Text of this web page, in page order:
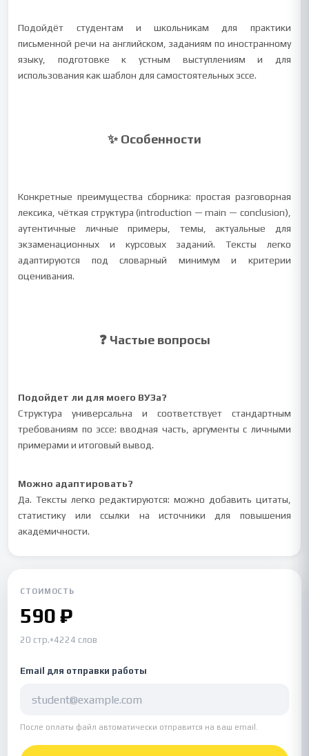
Подойдёт студентам и школьникам для практики
письменной речи на английском, заданиям по иностранному
языку, подготовке к устным выступлениям и для
использования как шаблон для самостоятельных эссе.
✨ Особенности
Конкретные преимущества сборника: простая разговорная
лексика, чёткая структура (introduction — main — conclusion),
аутентичные личные примеры, темы, актуальные для
экзаменационных и курсовых заданий. Тексты легко
адаптируются под словарный минимум и критерии
оценивания.
❓ Частые вопросы
Подойдет ли для моего ВУЗа?
Структура универсальна и соответствует стандартным
требованиям по эссе: вводная часть, аргументы с личными
примерами и итоговый вывод.
Можно адаптировать?
Да. Тексты легко редактируются: можно добавить цитаты,
статистику или ссылки на источники для повышения
академичности.
СТОИМОСТЬ
590 ₽
20 стр.•4224 слов
Email для отправки работы
После оплаты файл автоматически отправится на ваш email.